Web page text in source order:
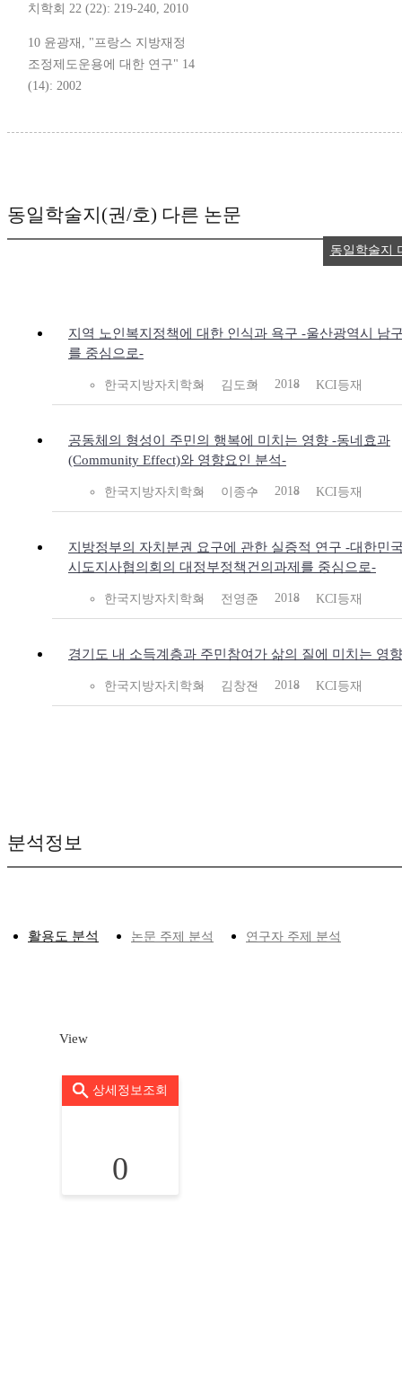
치학회 22 (22): 219-240, 2010
10 윤광재, "프랑스 지방재정
조정제도운용에 대한 연구" 14
(14): 2002
동일학술지(권/호) 다른 논문
지역 노인복지정책에 대한 인식과 욕구 -울산광역시 남
를 중심으로-
한국지방자치학회 김도희 2018 KCI등재
공동체의 형성이 주민의 행복에 미치는 영향 -동네효과
(Community Effect)와 영향요인 분석-
한국지방자치학회 이종수 2018 KCI등재
지방정부의 자치분권 요구에 관한 실증적 연구 -대한민
시도지사협의회의 대정부정책건의과제를 중심으로-
한국지방자치학회 전영준 2018 KCI등재
경기도 내 소득계층과 주민참여가 삶의 질에 미치는 영향
한국지방자치학회 김창진 2018 KCI등재
동일학술지
분석정보
활용도 분석 논문 주제 분석 연구자 주제 분석
View
상세정보조회
0